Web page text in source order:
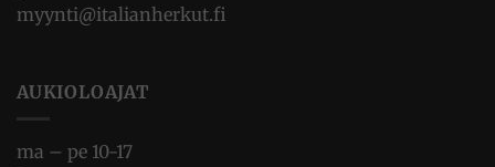
myynti@italianherkut.fi
AUKIOLOAJAT
ma – pe 10-17